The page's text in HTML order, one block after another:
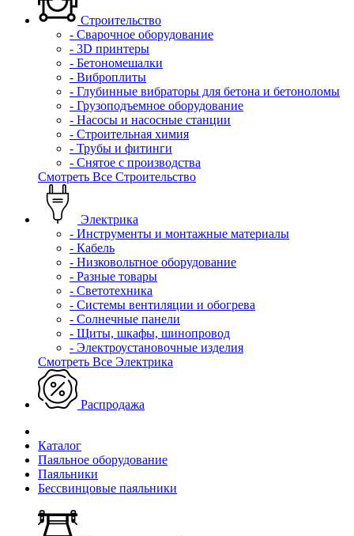
Строительство
- Сварочное оборудование
- 3D принтеры
- Бетономешалки
- Виброплиты
- Глубинные вибраторы для бетона и бетоноломы
- Грузоподъемное оборудование
- Насосы и насосные станции
- Строительная химия
- Трубы и фитинги
- Снятое с производства
Смотреть Все Строительство
Электрика
- Инструменты и монтажные материалы
- Кабель
- Низковольтное оборудование
- Разные товары
- Светотехника
- Системы вентиляции и обогрева
- Солнечные панели
- Щиты, шкафы, шинопровод
- Электроустановочные изделия
Смотреть Все Электрика
Распродажа
Каталог
Паяльное оборудование
Паяльники
Бессвинцовые паяльники